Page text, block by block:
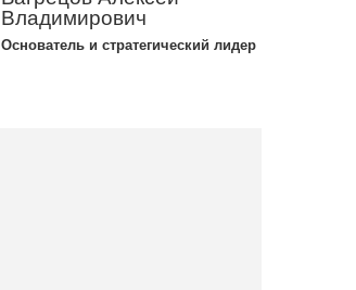
Владимирович
Основатель и стратегический лидер